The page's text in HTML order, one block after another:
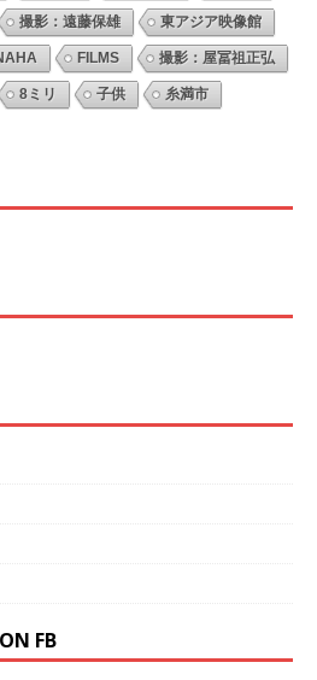
撮影：遠藤保雄 東アジア映像館
FILMS 撮影：屋冨祖正弘
8ミリ 子供 糸満市
FB